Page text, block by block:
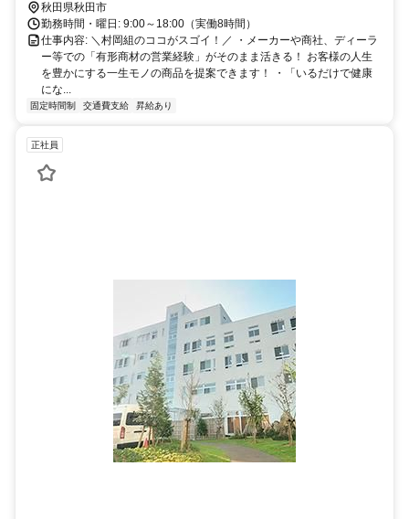
（バスの場合：秋田駅東口バスターミナルより秋田中央交通バス「御
所野線」乗車、「御所野小学校前」バス停下車徒歩約3分）
秋田県秋田市
勤務時間・曜日: 9:00～18:00（実働8時間）
仕事内容: ＼村岡組のココがスゴイ！／ ・メーカーや商社、ディーラ
ー等での「有形商材の営業経験」がそのまま活きる！ お客様の人生
を豊かにする一生モノの商品を提案できます！ ・「いるだけで健康
にな...
固定時間制 交通費支給 昇給あり
正社員